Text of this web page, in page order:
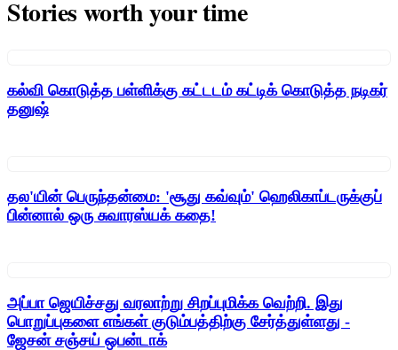
Stories worth your time
கல்வி கொடுத்த பள்ளிக்கு கட்டடம் கட்டிக் கொடுத்த நடிகர்
தனுஷ்
தல'யின் பெருந்தன்மை: 'சூது கவ்வும்' ஹெலிகாப்டருக்குப்
பின்னால் ஒரு சுவாரஸ்யக் கதை!
அப்பா ஜெயிச்சது வரலாற்று சிறப்புமிக்க வெற்றி. இது
பொறுப்புகளை எங்கள் குடும்பத்திற்கு சேர்த்துள்ளது -
ஜேசன் சஞ்சய் ஒபன்டாக்